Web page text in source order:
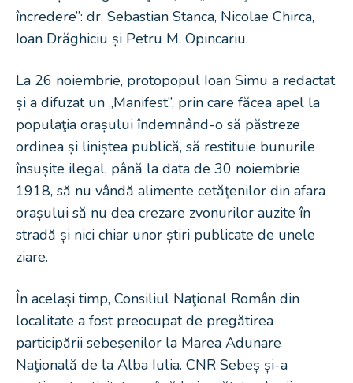
încredere”: dr. Sebastian Stanca, Nicolae Chirca,
Ioan Drăghiciu și Petru M. Opincariu.
La 26 noiembrie, protopopul Ioan Simu a redactat
și a difuzat un „Manifest”, prin care făcea apel la
populaţia orașului îndemnând-o să păstreze
ordinea și liniștea publică, să restituie bunurile
însușite ilegal, până la data de 30 noiembrie
1918, să nu vândă alimente cetăţenilor din afara
orașului să nu dea crezare zvonurilor auzite în
stradă și nici chiar unor știri publicate de unele
ziare.
În același timp, Consiliul Naţional Român din
localitate a fost preocupat de pregătirea
participării sebeșenilor la Marea Adunare
Naţională de la Alba Iulia. CNR Sebeș și-a